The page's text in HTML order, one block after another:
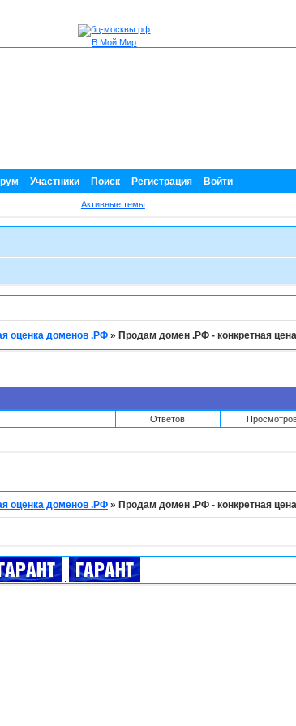
В Мой Мир
Участники Поиск Регистрация Войти
Активные темы
оценка доменов .РФ » Продам домен .РФ - конкретная цена
Ответов
оценка доменов .РФ » Продам домен .РФ - конкретная цена